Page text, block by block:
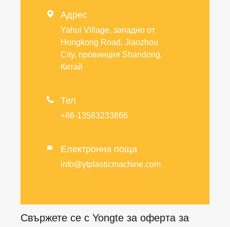
 Адрес
Yahui Village, западно от
Hongkong Road, Jiaozhou
City, провинция Shandong,
Китай
 Тел
+86-13583233866
 Електронна поща
info@ytplasticmachine.com
Свържете се с Yongte за оферта за